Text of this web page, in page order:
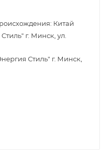
Китай
г. Минск, ул.
Стиль" г. Минск,